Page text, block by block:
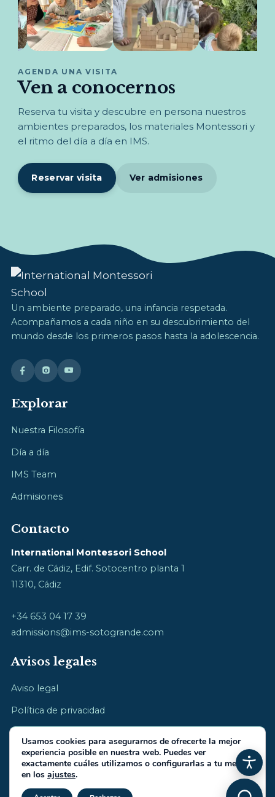
AGENDA UNA VISITA
Ven a conocernos
Reserva tu visita y descubre en persona nuestros
ambientes preparados, los materiales Montessori y
el ritmo del día a día en IMS.
Reservar visita Ver admisiones
Un ambiente preparado, una infancia respetada.
Acompañamos a cada niño en su descubrimiento del
mundo desde los primeros pasos hasta la adolescencia.
Explorar
Nuestra Filosofía
Día a día
IMS Team
Admisiones
Contacto
International Montessori School
Carr. de Cádiz, Edif. Sotocentro planta 1
11310, Cádiz
+34 653 04 17 39
admissions@ims-sotogrande.com
Avisos legales
Aviso legal
Política de privacidad
Política de cookies
Usamos cookies para asegurarnos de ofrecerte la mejor
experiencia posible en nuestra web. Puedes ver
exactamente cuáles utilizamos o configurarlas a tu medida
en los ajustes.